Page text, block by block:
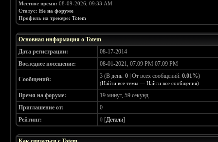
Местное время: 08-09-2026, 09:33 AM
Статус: Не на форуме
Профиль на трекере: Totem
Основная информация о Totem
Дата регистрации:
08-17-2014
Воследнее посещение:
08-01-2021, 07:09 PM 07:09 PM
Сообщений: 3 (В день:0 | От всех сообщений:0.01%)
(Найти все темы —Найти все сообщения)
Время на форуме:
19 минут, 59 секунд
Приглашение от:
0
Рейтинг:
0 [Детали]